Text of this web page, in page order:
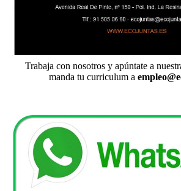
Trabaja con nosotros y apúntate a
manda tu curriculum a